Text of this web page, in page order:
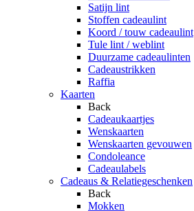
Satijn lint
Stoffen cadeaulint
Koord / touw cadeaulint
Tule lint / weblint
Duurzame cadeaulinten
Cadeaustrikken
Raffia
Kaarten
Back
Cadeaukaartjes
Wenskaarten
Wenskaarten gevouwen
Condoleance
Cadeaulabels
Cadeaus & Relatiegeschenken
Back
Mokken